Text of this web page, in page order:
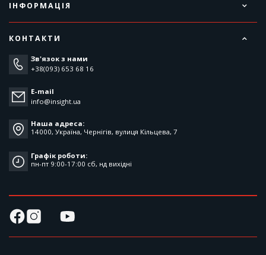
ІНФОРМАЦІЯ
КОНТАКТИ
Зв'язок з нами
+38(093) 653 68 16
E-mail
info@insight.ua
Наша адреса:
14000, Україна, Чернігів, вулиця Кільцева, 7
Графік роботи:
пн-пт 9:00-17:00 cб, нд вихідні